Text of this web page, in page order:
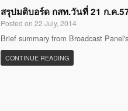
สรุปมติบอร์ด กสท.วันที่ 21 ก.ค
Posted on 22 July, 2014
Brief summary from Broadcast
CONTINUE READING